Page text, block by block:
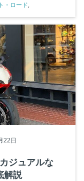
・ロード,
22日
ジュアルな
解説